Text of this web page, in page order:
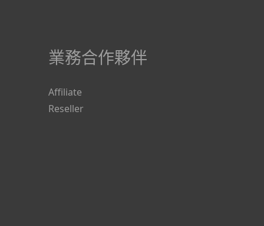
業務合作夥伴
Affiliate
Reseller